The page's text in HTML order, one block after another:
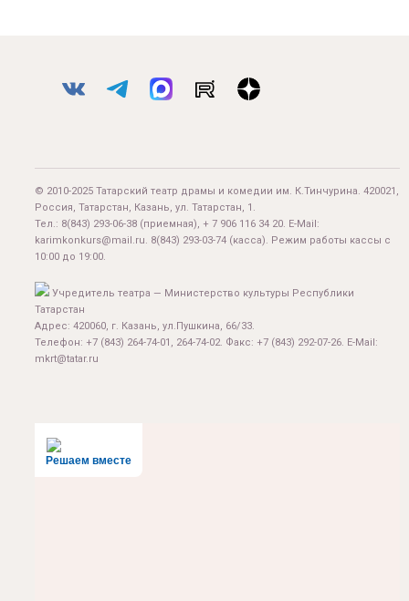
© 2010-2025 Татарский театр драмы и комедии им. К.Тинчурина. 420021,
Россия, Татарстан, Казань, ул. Татарстан, 1.
Тел.: 8(843) 293-06-38 (приемная), + 7 906 116 34 20. E-Mail:
karimkonkurs@mail.ru. 8(843) 293-03-74 (касса). Режим работы кассы с
10:00 до 19:00.
Учредитель театра — Министерство культуры Республики
Татарстан
Адрес: 420060, г. Казань, ул.Пушкина, 66/33.
Телефон: +7 (843) 264-74-01, 264-74-02. Факс: +7 (843) 292-07-26. E-Mail:
mkrt@tatar.ru
Решаем вместе